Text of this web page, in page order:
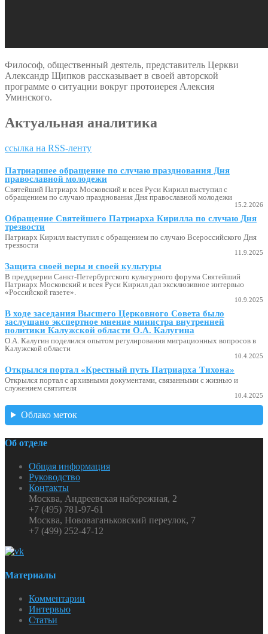
Философ, общественный деятель, представитель Церкви
Александр Щипков рассказывает в своей авторской
программе о ситуации вокруг протоиерея Алексия
Уминского.
Актуальная аналитика
ссылка на RSS-ленту
Патриаршее обращение по случаю празднования Дня
православной молодежи
Святейший Патриарх Московский и всея Руси Кирилл выступил с
обращением по случаю празднования Дня православной молодежи
15.2.2026
Обращение Святейшего Патриарха Кирилла по случаю Дня
трезвости
Патриарх Кирилл выступил с обращением по случаю Всероссийского Дня
трезвости
11.9.2025
Защита своей веры и своей культуры
В преддверии Санкт-Петербургского культурного форума Святейший
Патриарх Московский и всея Руси Кирилл дал эксклюзивное интервью
«Российской газете».
10.9.2025
В ходе заседания Высшего Церковного Совета было
заслушано экспертное мнение министра внутренней
политики Калужской области О.А. Калугина
О.А. Калугин поделился опытом регулирования миграционных вопросов в
Калужской области
10.4.2025
Открылся портал «Крестный путь Патриарха Тихона»
Открылся портал с архивными документами, связанными с жизнью и
служением святителя
10.4.2025
Облако меток
Об отделе
Общая информация
Руководство
Контакты
Москва, Андреевская набережная, 2
+7 (495) 781-97-61
Москва, Нововаганьковский переулок, 7
+7 (499) 252-47-12
Материалы
Комментарии
Интервью
Статьи